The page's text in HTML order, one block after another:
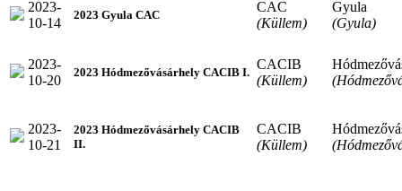
2023-
10-14
2023 Gyula CAC
CAC
(Küllem)
Gyula
(Gyula)
2023-
10-20
2023 Hódmezővásárhely CACIB I.
CACIB
(Küllem)
2023-
10-21
2023 Hódmezővásárhely CACIB
II.
CACIB
(Küllem)